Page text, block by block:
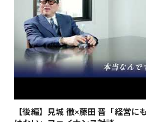
【後編】見城 徹×藤田 晋「経営に